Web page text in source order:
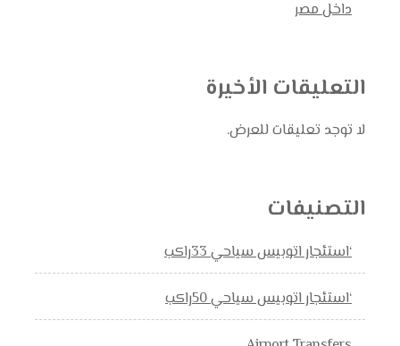
داخل مصر
التعليقات الأخيرة
لا توجد تعليقات للعرض.
التصنيفات
‘استئجار اتوبيس سياحي 33راكب
‘استئجار اتوبيس سياحي 50راكب